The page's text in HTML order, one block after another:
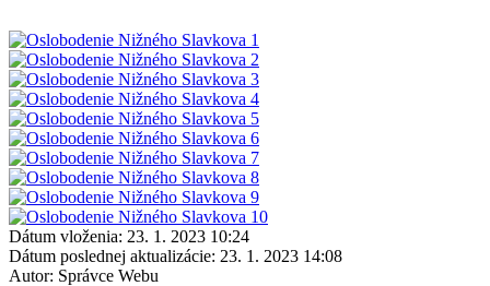
Dátum vloženia: 23. 1. 2023 10:24
Dátum poslednej aktualizácie: 23. 1. 2023 14:08
Autor: Správce Webu